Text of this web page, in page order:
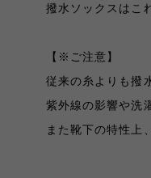
撥水ソックスはこ
【※ご注意】
従来の糸よりも撥
紫外線の影響や洗
また靴下の特性上